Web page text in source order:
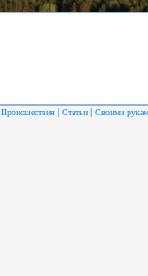
Происшествия | Статьи | Своими